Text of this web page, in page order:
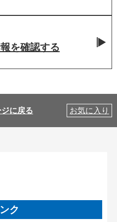
を確認する
に戻る お気に入り
ク